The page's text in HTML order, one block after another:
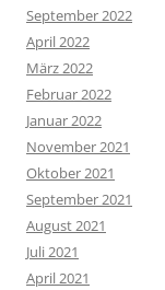
September 2022
April 2022
März 2022
Februar 2022
Januar 2022
November 2021
Oktober 2021
September 2021
August 2021
Juli 2021
April 2021